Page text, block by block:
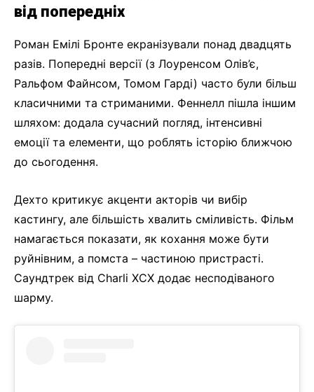
від попередніх
Роман Емілі Бронте екранізували понад двадцять
разів. Попередні версії (з Лоуренсом Олів’є,
Ральфом Файнсом, Томом Гарді) часто були більш
класичними та стриманими. Феннелл пішла іншим
шляхом: додала сучасний погляд, інтенсивні
емоції та елементи, що роблять історію ближчою
до сьогодення.
Дехто критикує акценти акторів чи вибір
кастингу, але більшість хвалить сміливість. Фільм
намагається показати, як кохання може бути
руйнівним, а помста – частиною пристрасті.
Саундтрек від Charli XCX додає несподіваного
шарму.